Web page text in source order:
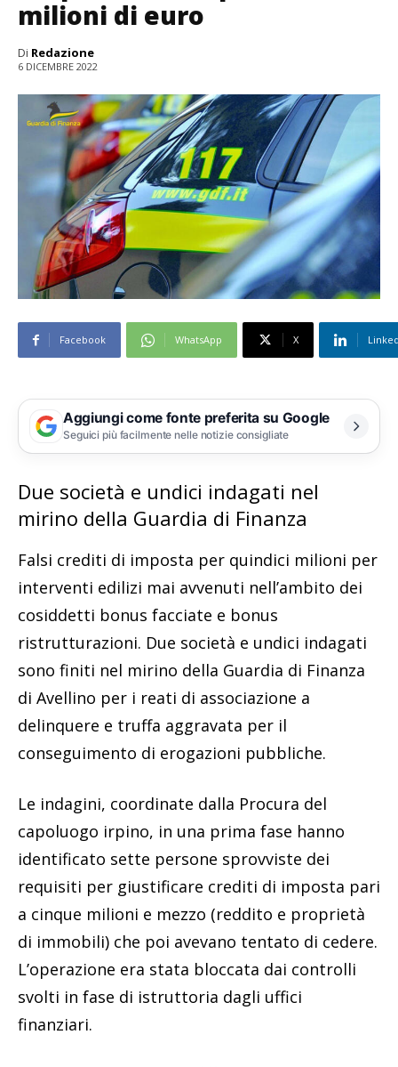
milioni di euro
Di Redazione
6 DICEMBRE 2022
Facebook WhatsApp X
Aggiungi come fonte preferita su Google
Seguici più facilmente nelle notizie consigliate
Due società e undici indagati nel
mirino della Guardia di Finanza
Falsi crediti di imposta per quindici milioni per
interventi edilizi mai avvenuti nell’ambito dei
cosiddetti bonus facciate e bonus
ristrutturazioni. Due società e undici indagati
sono finiti nel mirino della Guardia di Finanza
di Avellino per i reati di associazione a
delinquere e truffa aggravata per il
conseguimento di erogazioni pubbliche.
Le indagini, coordinate dalla Procura del
capoluogo irpino, in una prima fase hanno
identificato sette persone sprovviste dei
requisiti per giustificare crediti di imposta pari
a cinque milioni e mezzo (reddito e proprietà
di immobili) che poi avevano tentato di cedere.
L’operazione era stata bloccata dai controlli
svolti in fase di istruttoria dagli uffici
finanziari.